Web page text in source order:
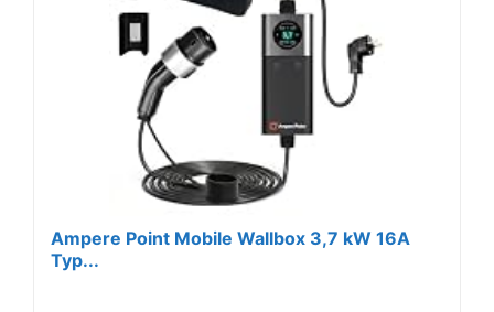
Ampere Point Mobile Wallbox 3,7 kW 16A
Typ...